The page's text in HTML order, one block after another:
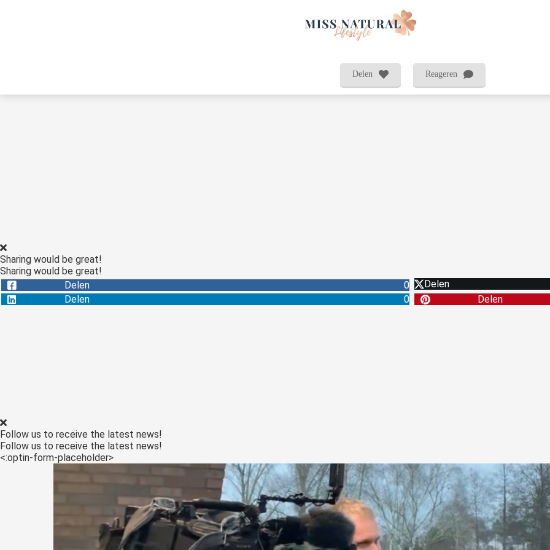
Delen Reageren
Sharing would be great!
Sharing would be great!
Delen
0
Delen
Delen
0 Delen
Follow us to receive the latest news!
Follow us to receive the latest news!
<:optin-form-placeholder>